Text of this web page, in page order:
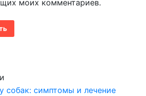
моих комментариев.